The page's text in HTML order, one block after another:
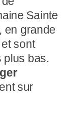
Sainte
en grande
sont
plus bas.
sur